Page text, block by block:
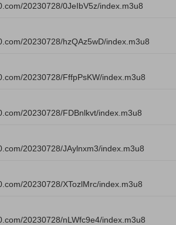
20230728/0JeIbV5z/index.m3u8
20230728/hzQAz5wD/index.m3u8
20230728/FffpPsKW/index.m3u8
20230728/FDBnlkvt/index.m3u8
20230728/JAylnxm3/index.m3u8
20230728/XTozlMrc/index.m3u8
20230728/nLWfc9e4/index.m3u8